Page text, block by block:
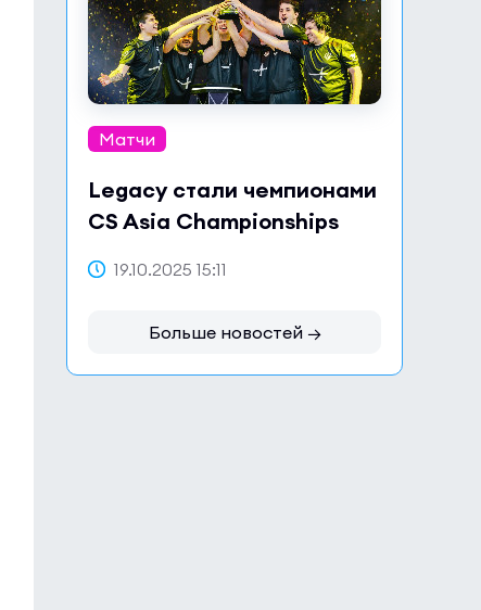
Матчи
Legacy стали чемпионами
CS Asia Championships
19.10.2025 15:11
Больше новостей →